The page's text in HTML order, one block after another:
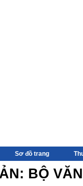
Sơ đồ trang
BỘ